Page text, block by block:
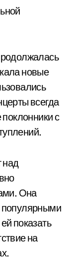
новые
всегда
с
над
Она
популярными
показать
на